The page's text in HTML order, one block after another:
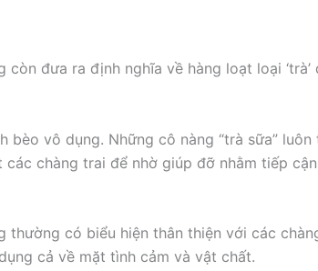
còn đưa ra định nghĩa về hàng loạt loại ‘trà’
bèo vô dụng. Những cô nàng “trà sữa” luôn
chàng trai để nhờ giúp đỡ nhằm tiếp
thường có biểu hiện thân thiện với các
cả về mặt tình cảm và vật chất.